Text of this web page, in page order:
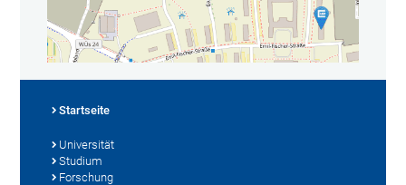
Startseite
Universität
Studium
Forschung